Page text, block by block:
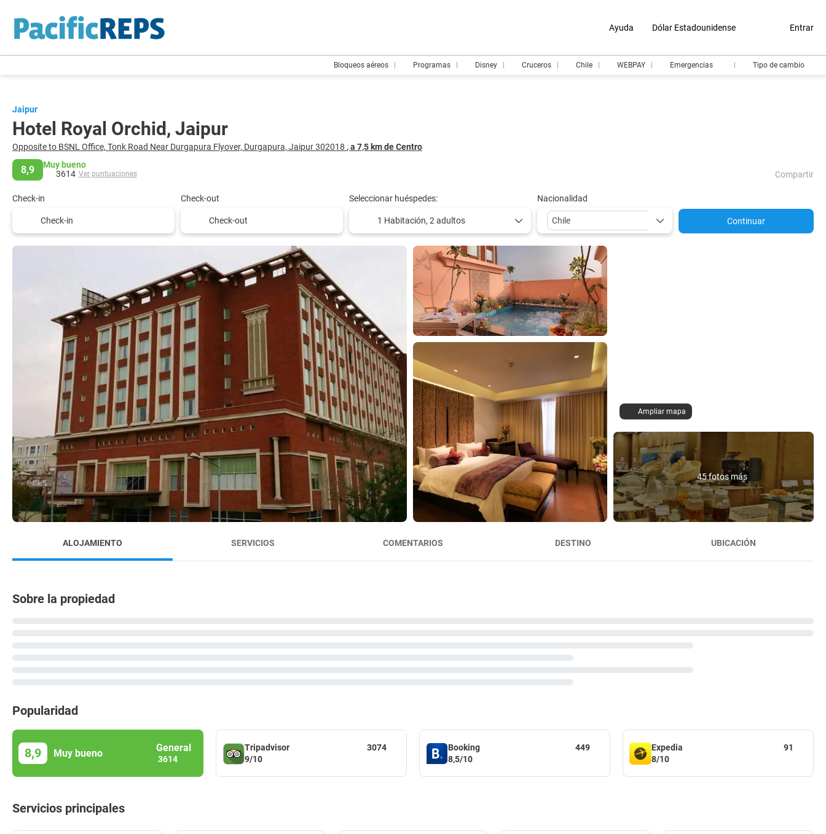
Ayuda Dólar Estadounidense Entrar
Bloqueos aéreos Programas Disney Cruceros Chile WEBPAY Emergencias Tipo de cambio
Jaipur
Hotel Royal Orchid, Jaipur
Opposite to BSNL Office, Tonk Road Near Durgapura Flyover, Durgapura, Jaipur 302018 , a 7,5 km de Centro
8,9
Muy bueno
3614 Ver puntuaciones Compartir
Check-in Check-out Seleccionar huéspedes:
1 Habitación, 2 adultos
Nacionalidad
Continuar
Ampliar mapa
45 fotos más
ALOJAMIENTO SERVICIOS COMENTARIOS DESTINO UBICACIÓN
Sobre la propiedad
Popularidad
8,9 Muy bueno General
3614
Tripadvisor
9/10
3074
Booking
8,5/10
449
Expedia
8/10
91
Servicios principales